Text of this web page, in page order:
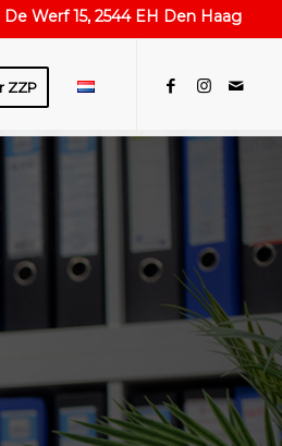
De Werf 15, 2544 EH Den Haag
ZZP